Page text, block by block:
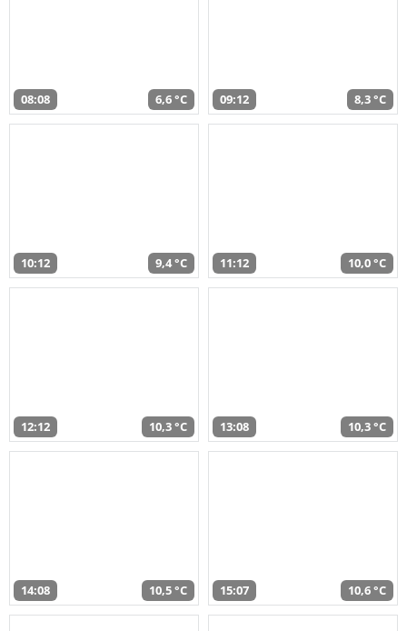
08:08 6,6 °C 09:12 8,3 °C
10:12 9,4 °C 11:12 10,0 °C
12:12 10,3 °C 13:08 10,3 °C
14:08 10,5 °C 15:07 10,6 °C